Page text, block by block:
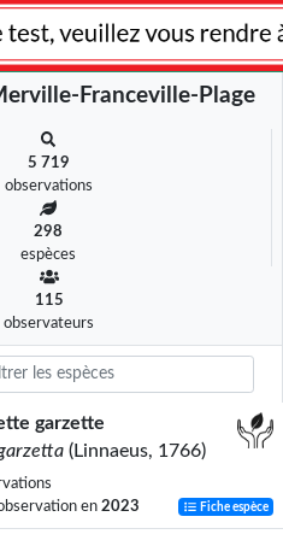
Franceville-Plage
5 719
observations
298
espèces
115
observateurs
garzette
(Linnaeus, 1766)
en 2023 Fiche espèce